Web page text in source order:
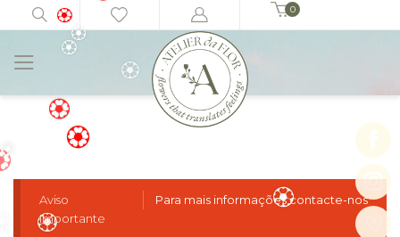
0
Início Ramos e Bouquets
Para mais informações contacte-nos
Aviso
Importante
🏵️ 🏵️
🏵️
🏵️
🏵️ 🏵️